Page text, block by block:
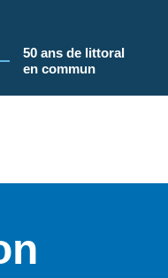
navigation sur le site du
50 ans de littoral
en commun​